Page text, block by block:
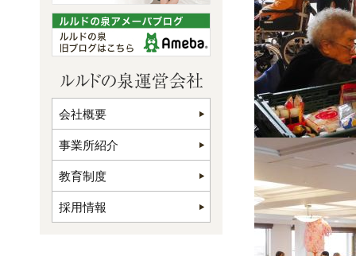
会社概要
事業所紹介
教育制度
採用情報